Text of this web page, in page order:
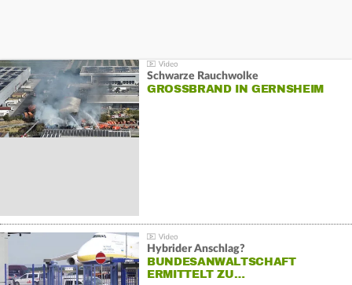
Schwarze Rauchwolke
GROSSBRAND IN GERNSHEIM
Hybrider Anschlag?
BUNDESANWALTSCHAFT
ERMITTELT ZU…